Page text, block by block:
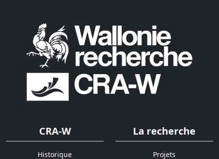
CRA-W
Historique
La recherche
Projets